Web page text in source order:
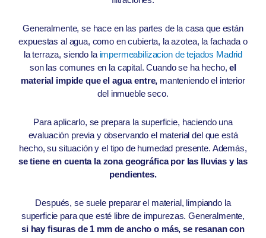
Generalmente, se hace en las partes de la casa que están
expuestas al agua, como en cubierta, la azotea, la fachada o
la terraza, siendo la impermeabilizacion de tejados Madrid
son las comunes en la capital. Cuando se ha hecho,el
material impide que el agua entre, manteniendo el interior
del inmueble seco.
Para aplicarlo, se prepara la superficie, haciendo una
evaluación previa y observando el material del que está
hecho, su situación y el tipo de humedad presente. Además,
se tiene en cuenta la zona geográfica por las lluvias y las
pendientes.
Después, se suele preparar el material, limpiando la
superficie para que esté libre de impurezas. Generalmente,
si hay fisuras de 1 mm de ancho o más, se resanan con